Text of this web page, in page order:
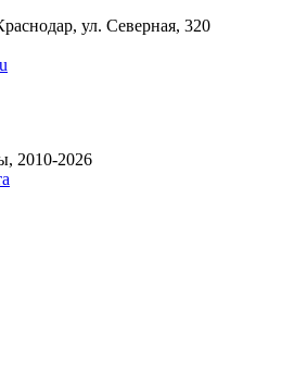
ул. Северная, 320
2010-2026